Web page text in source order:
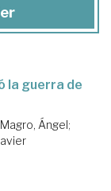
la guerra de
Ángel;